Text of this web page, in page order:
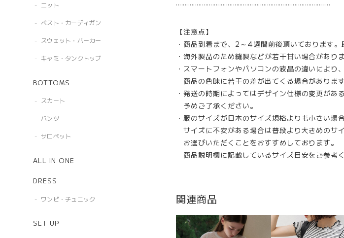
ニット
ベスト・カーディガン
スウェット・パーカー
キャミ・タンクトップ
BOTTOMS
スカート
パンツ
サロペット
ALL IN ONE
DRESS
ワンピ・チュニック
SET UP
¨¨¨¨¨¨¨¨¨¨¨¨¨¨¨¨¨¨¨¨¨¨¨¨¨¨¨¨¨¨¨¨¨¨¨¨¨¨¨¨¨¨¨¨¨
【注意点】
・商品到着まで、2～4週間前後頂いております。
・海外製品のため縫製などが若干甘い場合があり
・スマートフォンやパソコンの液晶の違いにより、
商品の色味に若干の差が出てくる場合があります
・発送の時期によってはデザイン仕様の変更があ
予めご了承ください。
・服のサイズが日本のサイズ規格よりも小さい場
サイズに不安がある場合は普段より大きめのサ
お選びいただくことをおすすめしております。
商品説明欄に記載しているサイズ目安をご参考く
関連商品